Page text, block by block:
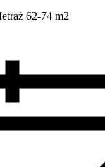
62-74 m2